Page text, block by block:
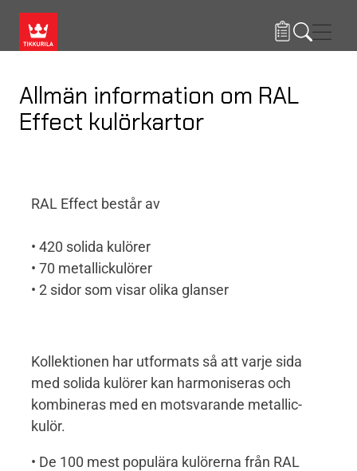
Allmän information om RAL
Effect kulörkartor
RAL Effect består av
• 420 solida kulörer
• 70 metallickulörer
• 2 sidor som visar olika glanser
Kollektionen har utformats så att varje sida
med solida kulörer kan harmoniseras och
kombineras med en motsvarande metallic-
kulör.
• De 100 mest populära kulörerna från RAL